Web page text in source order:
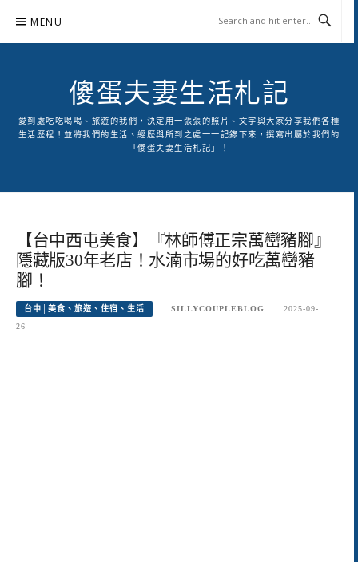
content
MENU
傻蛋夫妻生活札記
愛到處吃吃喝喝、旅遊的我們，決定用一張張的照片、文字與大家分享我們各種
生活歷程！並將我們的生活、經歷與所到之處一一記錄下來，撰寫出屬於我們的
「傻蛋夫妻生活札記」！
【台中西屯美食】『林師傅正宗萬巒豬腳』
隱藏版30年老店！水湳市場的好吃萬巒豬
腳！
台中│美食、旅遊、住宿、生活 SILLYCOUPLEBLOG
2025-09-
26